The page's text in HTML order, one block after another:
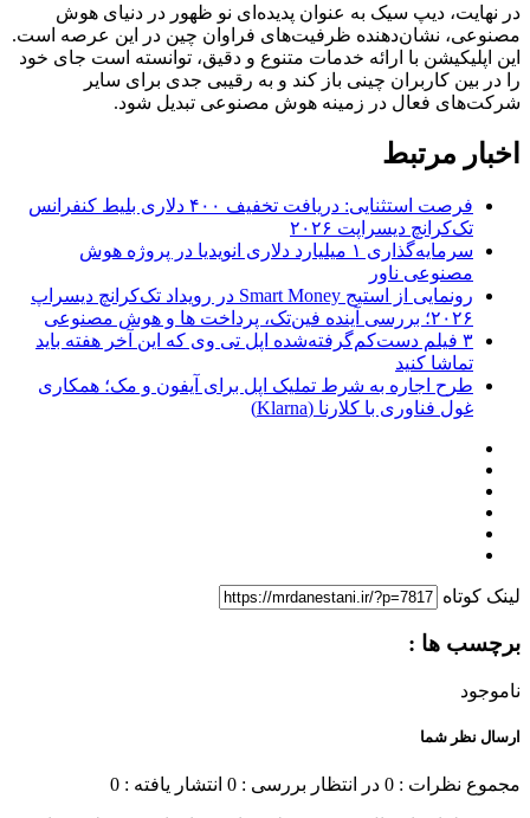
در نهایت، دیپ‌ سیک به عنوان پدیده‌ای نو ظهور در دنیای هوش
مصنوعی، نشان‌دهنده ظرفیت‌های فراوان چین در این عرصه است.
این اپلیکیشن با ارائه خدمات متنوع و دقیق، توانسته است جای خود
را در بین کاربران چینی باز کند و به رقیبی جدی برای سایر
شرکت‌های فعال در زمینه هوش مصنوعی تبدیل شود.
اخبار مرتبط
فرصت استثنایی: دریافت تخفیف ۴۰۰ دلاری بلیط کنفرانس
تک‌کرانچ دیسراپت ۲۰۲۶
سرمایه‌گذاری ۱ میلیارد دلاری انویدیا در پروژه هوش
مصنوعی ناور
رونمایی از استیج Smart Money در رویداد تک‌کرانچ دیسراپ
۲۰۲۶؛ بررسی آینده فین‌تک، پرداخت‌ ها و هوش مصنوعی
۳ فیلم دست‌کم‌گرفته‌شده اپل تی وی که این آخر هفته باید
تماشا کنید
طرح اجاره به شرط تملیک اپل برای آیفون و مک؛ همکاری
غول فناوری با کلارنا (Klarna)
لینک کوتاه
برچسب ها :
ناموجود
ارسال نظر شما
مجموع نظرات : 0 در انتظار بررسی : 0 انتشار یافته : 0